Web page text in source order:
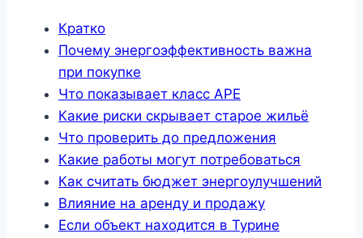
Кратко
Почему энергоэффективность важна
при покупке
Что показывает класс APE
Какие риски скрывает старое жильё
Что проверить до предложения
Какие работы могут потребоваться
Как считать бюджет энергоулучшений
Влияние на аренду и продажу
Если объект находится в Турине